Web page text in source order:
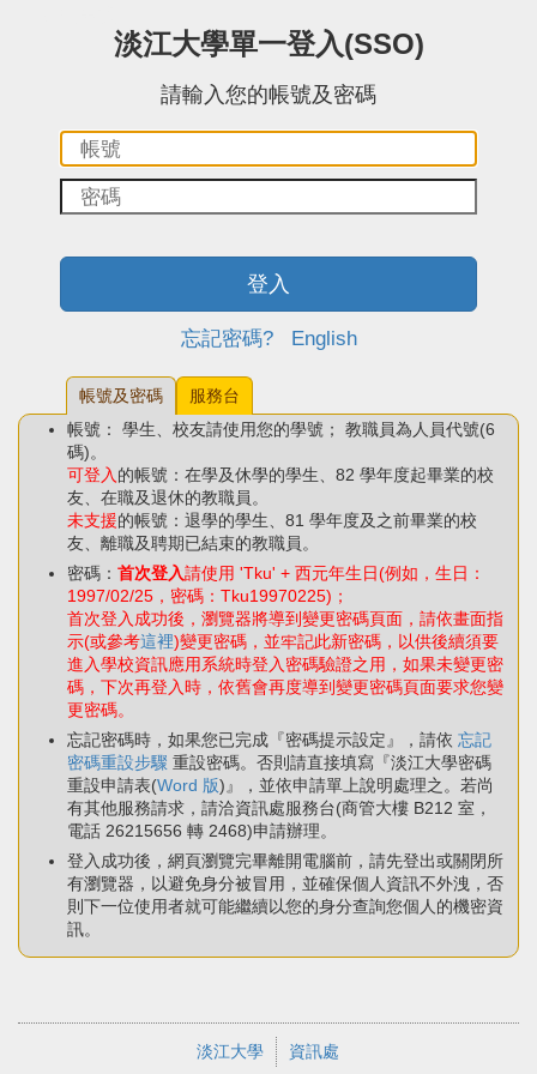
淡江大學單一登入(SSO)
請輸入您的帳號及密碼
碼：
登入
忘記密碼? English
帳號及密碼
服務台
帳號： 學生、校友請使用您的學號； 教職員為人員代號(6
碼)。
可登入 的帳號：在學及休學的學生、82 學年度起畢業的校
友、在職及退休的教職員。
未支援的帳號：退學的學生、81 學年度及之前畢業的校
友、離職及聘期已結束的教職員。
密碼： 首次登入請使用 'Tku' + 西元年生日(例如，生日：
1997/02/25，密碼：Tku19970225)；
首次登入成功後，瀏覽器將導到變更密碼頁面，請依畫面指
示(或參考這裡)變更密碼，並牢記此新密碼，以供後續須要
進入學校資訊應用系統時登入密碼驗證之用，如果未變更密
碼，下次再登入時，依舊會再度導到變更密碼頁面要求您變
更密碼。
忘記密碼時，如果您已完成『密碼提示設定』，請依 忘記
密碼重設步驟 重設密碼。否則請直接填寫『淡江大學密碼
重設申請表(Word 版)』，並依申請單上說明處理之。若尚
有其他服務請求，請洽資訊處服務台(商管大樓 B212 室，
電話 26215656 轉 2468)申請辦理。
登入成功後，網頁瀏覽完畢離開電腦前，請先登出或關閉所
有瀏覽器，以避免身分被冒用，並確保個人資訊不外洩，否
則下一位使用者就可能繼續以您的身分查詢您個人的機密資
訊。
淡江大學 資訊處